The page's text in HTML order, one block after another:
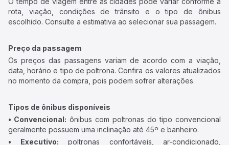
rota, viação, condições de trânsito e o tipo de ônibus
escolhido. Consulte a estimativa ao selecionar sua passagem.
Preço da passagem
Os preços das passagens variam de acordo com a viação,
data, horário e tipo de poltrona. Confira os valores atualizados
no momento da compra, pois podem sofrer alterações.
Tipos de ônibus disponíveis
• Convencional: ônibus com poltronas do tipo convencional
geralmente possuem uma inclinação até 45º e banheiro.
• Executivo: poltronas confortáveis, ar-condicionado,